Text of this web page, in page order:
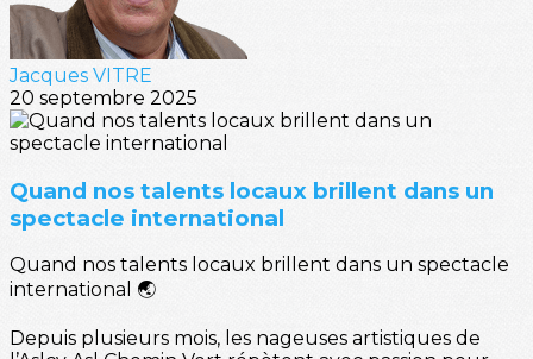
Jacques VITRE
20 septembre 2025
Quand nos talents locaux brillent dans un
spectacle international
Quand nos talents locaux brillent dans un spectacle
international 🌏
Depuis plusieurs mois, les nageuses artistiques de